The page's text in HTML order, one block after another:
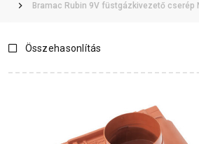
Bramac Rubin 9V füstgázkivezető cserép
Összehasonlítás